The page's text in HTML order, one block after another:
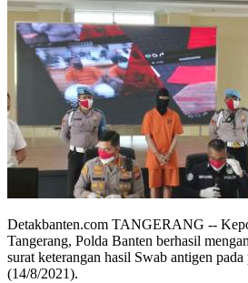
Detakbanten.com TANGERANG --
Tangerang, Polda Banten berhasil
surat keterangan hasil Swab antigen
(14/8/2021).